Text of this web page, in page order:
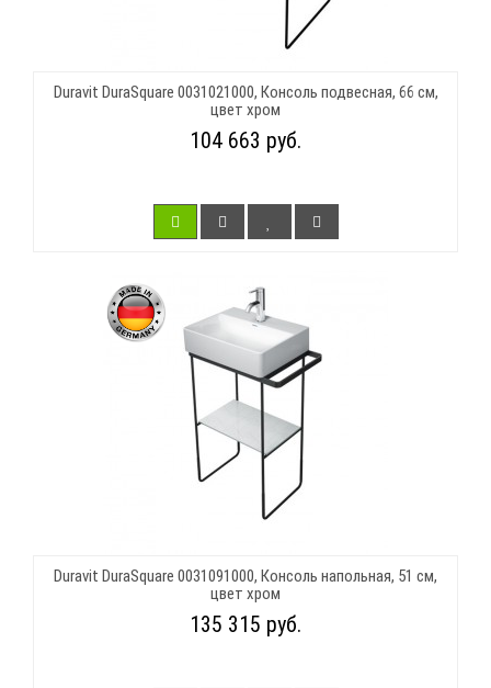
Duravit DuraSquare 0031021000, Консоль подвесная, 66 см,
цвет хром
104 663 руб.
Duravit DuraSquare 0031091000, Консоль напольная, 51 см,
цвет хром
135 315 руб.